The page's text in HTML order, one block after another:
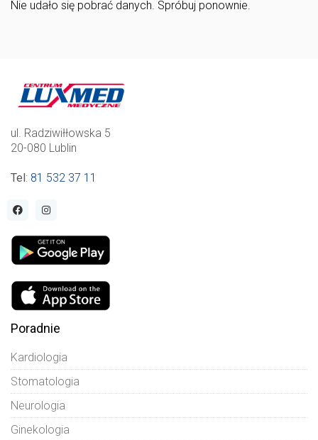
Nie udało się pobrać danych. Spróbuj ponownie.
ul. Radziwiłłowska 5
20-080 Lublin
Tel : 81 532 37 11
Poradnie
Kardiologia
Stomatologia
Neurologia
Ginekologia